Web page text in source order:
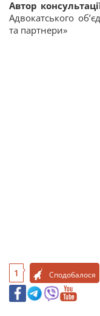
Автор
Адвокатського
та партнери»
1 Сподобалося